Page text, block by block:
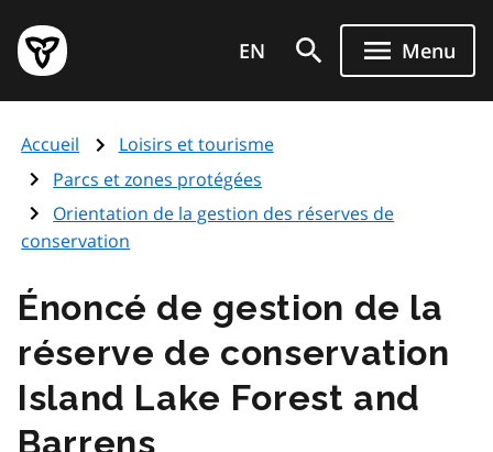
au
contenu
principal
Page
d'accueil
de
l'Ontario
EN Menu
Accueil
Loisirs et tourisme
Parcs et zones protégées
Orientation de la gestion des réserves de
conservation
Énoncé de gestion de la
réserve de conservation
Island Lake Forest and
Barrens